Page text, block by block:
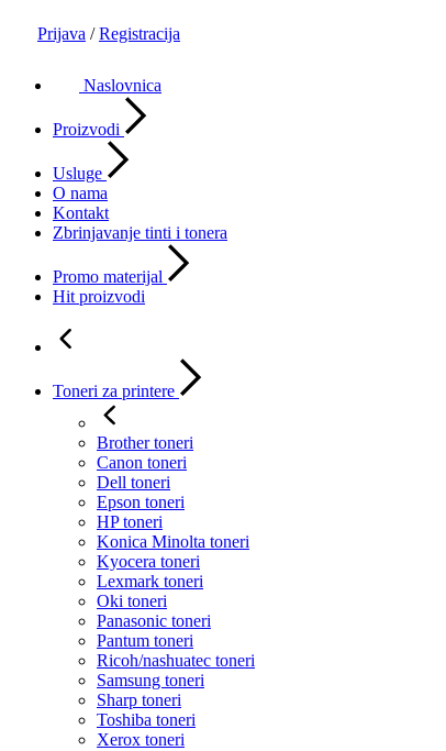
Prijava / Registracija
Naslovnica
Proizvodi
Usluge
O nama
Kontakt
Zbrinjavanje tinti i tonera
Promo materijal
Hit proizvodi
Toneri za printere
Brother toneri
Canon toneri
Dell toneri
Epson toneri
HP toneri
Konica Minolta toneri
Kyocera toneri
Lexmark toneri
Oki toneri
Panasonic toneri
Pantum toneri
Ricoh/nashuatec toneri
Samsung toneri
Sharp toneri
Toshiba toneri
Xerox toneri